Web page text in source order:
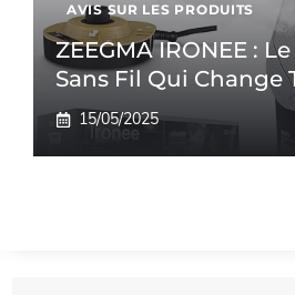
AVIS SUR LES PRODUITS
ZEEGMA IRONEE :
Sans Fil Qui Change
15/05/2025